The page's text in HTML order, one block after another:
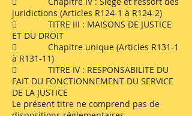
juridictions (Articles R124-1 à R124-2)
 TITRE III : MAISONS DE JUSTICE
ET DU DROIT
 Chapitre unique (Articles R131-1
à R131-11)
 TITRE IV : RESPONSABILITE DU
FAIT DU FONCTIONNEMENT DU SERVICE
DE LA JUSTICE
Le présent titre ne comprend pas de